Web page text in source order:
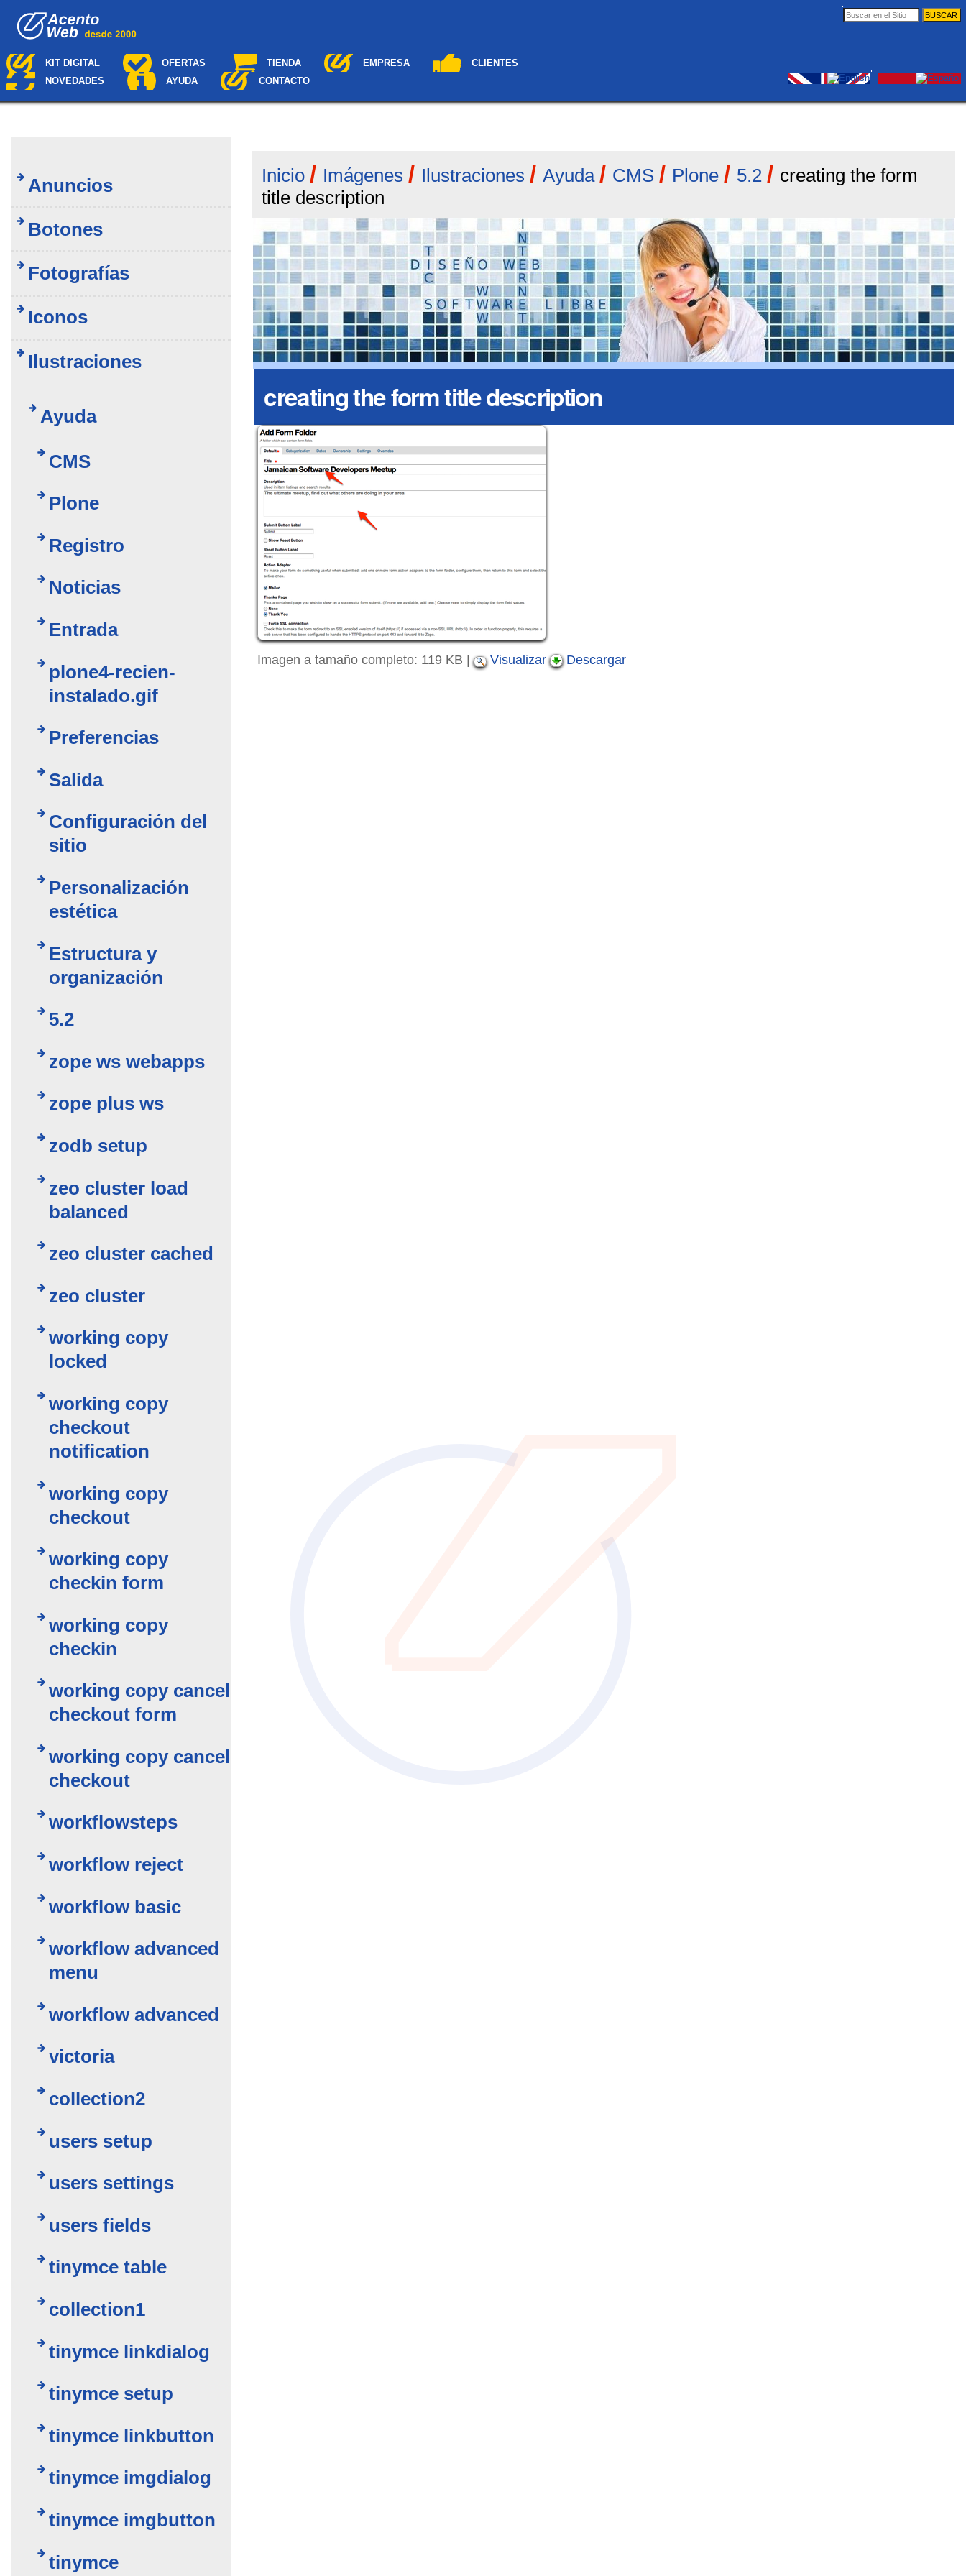
KIT DIGITAL OFERTAS TIENDA EMPRESA
CLIENTES
NOVEDADES
AYUDA CONTACTO
Buscar
Herramientas
Inicio / Imágenes / Ilustraciones / Ayuda / CMS / Plone / 5.2 / creating the form
title description
creating the form title description
Imagen a tamaño completo: 119 KB | Visualizar Descargar
Anuncios
Botones
Fotografías
Iconos
Ilustraciones
Ayuda
CMS
Plone
Registro
Noticias
Entrada
plone4-recien-
instalado.gif
Preferencias
Salida
Configuración del
sitio
Personalización
estética
Estructura y
organización
5.2
zope ws webapps
zope plus ws
zodb setup
zeo cluster load
balanced
zeo cluster cached
zeo cluster
working copy
locked
working copy
checkout
notification
working copy
checkout
working copy
checkin form
working copy
checkin
working copy cancel
checkout form
working copy cancel
checkout
workflowsteps
workflow reject
workflow basic
workflow advanced
menu
workflow advanced
victoria
collection2
users setup
users settings
users fields
tinymce table
collection1
tinymce linkdialog
tinymce setup
tinymce linkbutton
tinymce imgdialog
tinymce imgbutton
tinymce